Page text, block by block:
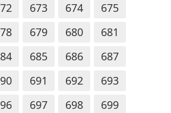
673 674
675
679 680
681
685 686
687
691 692
693
697 698
699